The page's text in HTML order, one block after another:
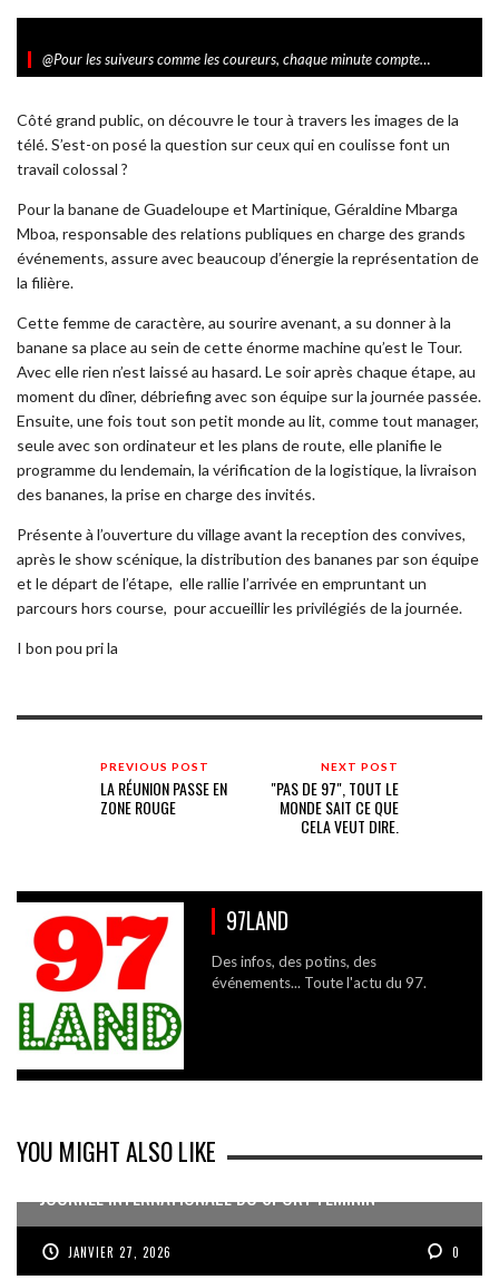
@Pour les suiveurs comme les coureurs, chaque minute compte…
Côté grand public, on découvre le tour à travers les images de la
télé. S’est-on posé la question sur ceux qui en coulisse font un
travail colossal ?
Pour la banane de Guadeloupe et Martinique, Géraldine Mbarga
Mboa, responsable des relations publiques en charge des grands
événements, assure avec beaucoup d’énergie la représentation de
la filière.
Cette femme de caractère, au sourire avenant, a su donner à la
banane sa place au sein de cette énorme machine qu’est le Tour.
Avec elle rien n’est laissé au hasard. Le soir après chaque étape, au
moment du dîner, débriefing avec son équipe sur la journée passée.
Ensuite, une fois tout son petit monde au lit, comme tout manager,
seule avec son ordinateur et les plans de route, elle planifie le
programme du lendemain, la vérification de la logistique, la livraison
des bananes, la prise en charge des invités.
Présente à l’ouverture du village avant la reception des convives,
après le show scénique, la distribution des bananes par son équipe
et le départ de l’étape, elle rallie l’arrivée en empruntant un
parcours hors course, pour accueillir les privilégiés de la journée.
I bon pou pri la
PREVIOUS POST
LA RÉUNION PASSE EN
ZONE ROUGE
NEXT POST
"PAS DE 97", TOUT LE
MONDE SAIT CE QUE
CELA VEUT DIRE.
97LAND
Des infos, des potins, des
événements... Toute l'actu du 97.
YOU MIGHT ALSO LIKE
JOURNÉE INTERNATIONALE DU SPORT FÉMININ
JANVIER 27, 2026 0